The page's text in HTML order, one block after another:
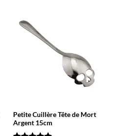
Petite Cuillère Tête de Mort
Argent 15cm